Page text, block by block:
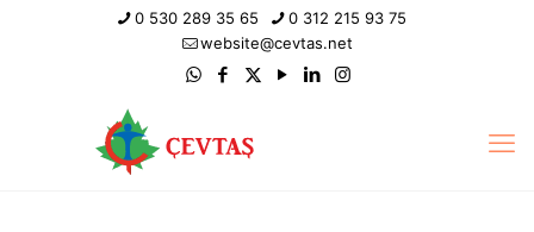
0 530 289 35 65
0 312 215 93 75
website@cevtas.net